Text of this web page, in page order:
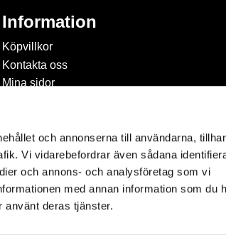
och annonserna till användarna,
Vi vidarebefordrar även sådana
och annons- och analysföretag som vi
med annan information som du
använt deras tjänster.
Information
Köpvillkor
Kontakta oss
Mina sidor
cookies
Inspiration & Passion